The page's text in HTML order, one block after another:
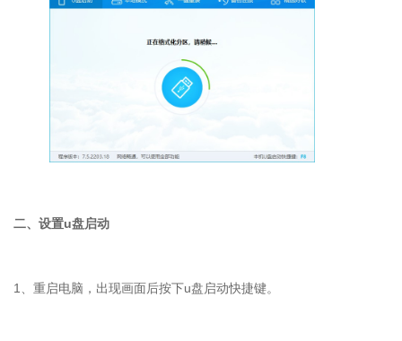
二、设置u盘启动
1、重启电脑，出现画面后按下u盘启动快捷键。